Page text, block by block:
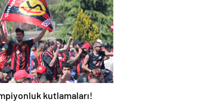
kutlamaları!